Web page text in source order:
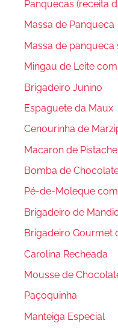
Panquecas (receita
Massa de Panqueca
Massa de panqueca
Mingau de Leite
Brigadeiro Junino
Espaguete da Maux
Cenourinha de
Macaron de Pistache
Bomba de
Pé-de-Moleque
Brigadeiro de
Brigadeiro Gourmet
Carolina Recheada
Mousse de
Paçoquinha
Manteiga Especial